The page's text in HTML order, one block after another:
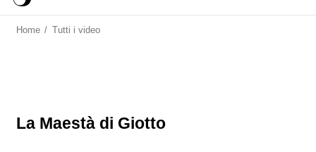
Granduchi
Home / Tutti i video
La Maestà di Giotto